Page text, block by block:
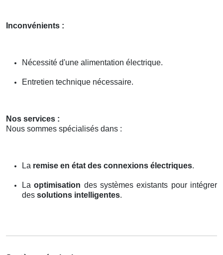
Inconvénients :
Nécessité d'une alimentation électrique.
Entretien technique nécessaire.
Nos services :
Nous sommes spécialisés dans :
La remise en état des connexions électriques.
Laoptimisation des systèmes existants pour intégrer
des solutions intelligentes.